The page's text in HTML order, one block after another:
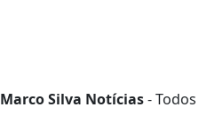
Marco Silva Notícias- Todos